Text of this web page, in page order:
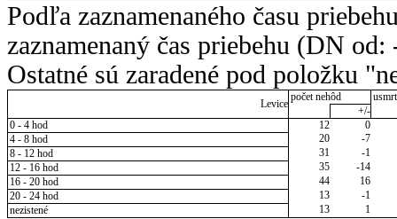
Podľa zaznamenaného času
zaznamenaný čas priebehu (DN
Ostatné sú zaradené pod položku
Levice
počet nehôd
+/-
0 - 4 hod
12
0
4 - 8 hod
20
-7
8 - 12 hod
31
-1
12 - 16 hod
35
-14
16 - 20 hod
44
16
20 - 24 hod
13
-1
nezistené
13 1